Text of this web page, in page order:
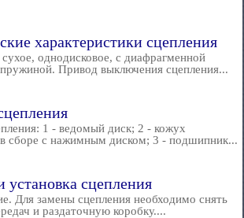
характеристики сцепления
однодисковое, с диафрагменной
Привод выключения сцепления...
1 - ведомый диск; 2 - кожух
в сборе с нажимным диском; 3 - подшипник...
установка сцепления
Для замены сцепления необходимо снять
и раздаточную коробку....